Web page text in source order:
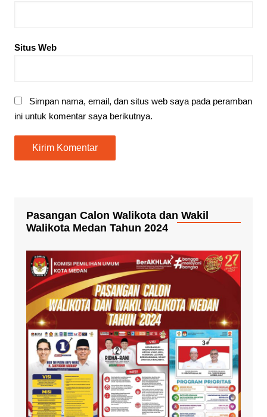
Situs Web
Simpan nama, email, dan situs web saya pada peramban
ini untuk komentar saya berikutnya.
Pasangan Calon Walikota dan Wakil
Walikota Medan Tahun 2024